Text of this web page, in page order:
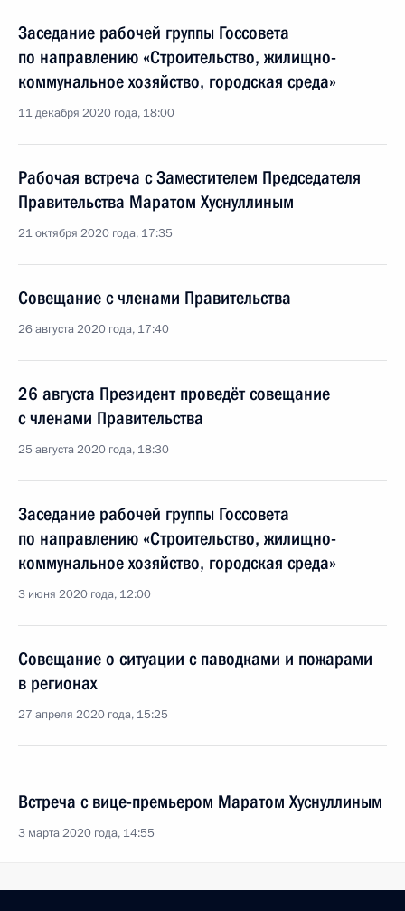
Заседание рабочей группы Госсовета
по направлению «Строительство, жилищно-
коммунальное хозяйство, городская среда»
11 декабря 2020 года, 18:00
Рабочая встреча с Заместителем Председателя
Правительства Маратом Хуснуллиным
21 октября 2020 года, 17:35
Совещание с членами Правительства
26 августа 2020 года, 17:40
26 августа Президент проведёт совещание
с членами Правительства
25 августа 2020 года, 18:30
Заседание рабочей группы Госсовета
по направлению «Строительство, жилищно-
коммунальное хозяйство, городская среда»
3 июня 2020 года, 12:00
Совещание о ситуации с паводками и пожарами
в регионах
27 апреля 2020 года, 15:25
Встреча с вице-премьером Маратом Хуснуллиным
3 марта 2020 года, 14:55